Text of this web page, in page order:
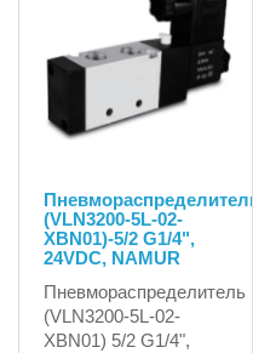
Пневмораспределитель
(VLN3200-5L-02-
XBN01)-5/2 G1/4",
24VDC, NAMUR
Пневмораспределитель
(VLN3200-5L-02-
XBN01) 5/2 G1/4",